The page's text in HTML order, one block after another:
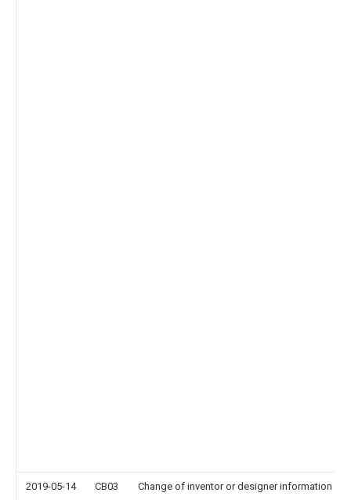
2019-05-14 CB03 Change of inventor or designer information